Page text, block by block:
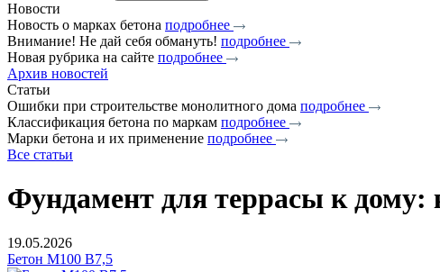
Новости
Новость о марках бетона подробнее
Внимание! Не дай себя обмануть! подробнее
Новая рубрика на сайте подробнее
Архив новостей
Статьи
Ошибки при строительстве монолитного дома подробнее
Классификация бетона по маркам подробнее
Марки бетона и их применение подробнее
Все статьи
Фундамент для террасы к дому:
19.05.2026
Бетон М100 B7,5